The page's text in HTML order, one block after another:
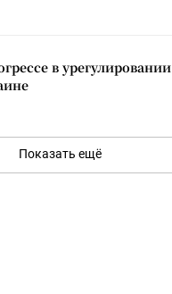
в урегулировании
Показать ещё